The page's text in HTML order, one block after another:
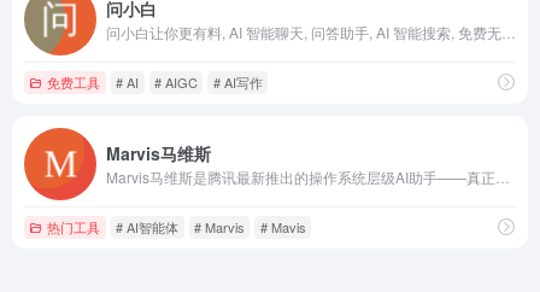
问小白
免费工具 # AI # AIGC # AI写作
Marvis马维斯
热门工具 # AI智能体 # Marvis # Mavis